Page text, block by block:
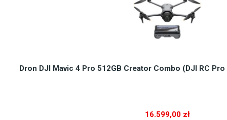
Dron DJI Mavic 4 Pro 512GB Creator Combo (DJI RC
16.599,00 zł